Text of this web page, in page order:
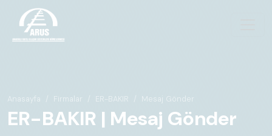
Anasayfa Firmalar ER-BAKIR Mesaj Gönder
ER-BAKIR | Mesaj Gönder